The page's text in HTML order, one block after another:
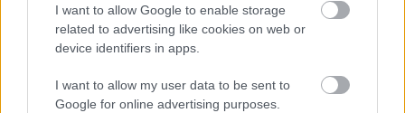
I want to allow Google to enable storage
related to advertising like cookies on web or
device identifiers in apps.
I want to allow my user data to be sent to
Google for online advertising purposes.
Daca sunteti bruneta si vreti sa adoptati un look
retro, puteti incerca totusi un ruj in nuante aprinse
de rosu, mat. In acest caz sansele unui make-up
reusit sunt destul de mari. Exista si aici insa o